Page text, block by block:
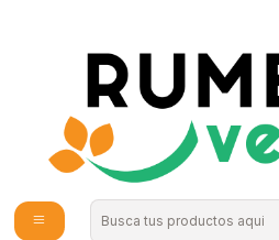
Envío gratis por compras sobre los
Mate del bosque 150g Herbolaria Bosque